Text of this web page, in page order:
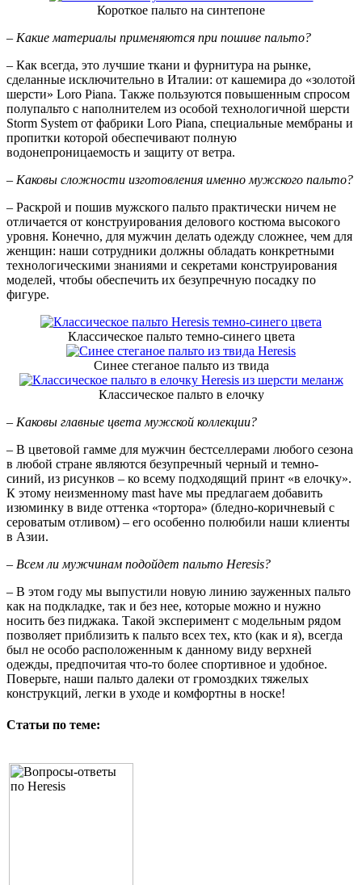
Короткое пальто на синтепоне
– Какие материалы применяются при пошиве пальто?
– Как всегда, это лучшие ткани и фурнитура на рынке,
сделанные исключительно в Италии: от кашемира до «золотой
шерсти» Loro Piana. Также пользуются повышенным спросом
полупальто с наполнителем из особой технологичной шерсти
Storm System от фабрики Loro Piana, специальные мембраны и
пропитки которой обеспечивают полную
водонепроницаемость и защиту от ветра.
– Каковы сложности изготовления именно мужского пальто?
– Раскрой и пошив мужского пальто практически ничем не
отличается от конструирования делового костюма высокого
уровня. Конечно, для мужчин делать одежду сложнее, чем для
женщин: наши сотрудники должны обладать конкретными
технологическими знаниями и секретами конструирования
моделей, чтобы обеспечить их безупречную посадку по
фигуре.
Классическое пальто темно-синего цвета
Синее стеганое пальто из твида
Классическое пальто в елочку
– Каковы главные цвета мужской коллекции?
– В цветовой гамме для мужчин бестселлерами любого сезона
в любой стране являются безупречный черный и темно-
синий, из рисунков – ко всему подходящий принт «в елочку».
К этому неизменному mast have мы предлагаем добавить
изюминку в виде оттенка «тортора» (бледно-коричневый с
сероватым отливом) – его особенно полюбили наши клиенты
в Азии.
– Всем ли мужчинам подойдет пальто Heresis?
– В этом году мы выпустили новую линию зауженных пальто
как на подкладке, так и без нее, которые можно и нужно
носить без пиджака. Такой эксперимент с модельным рядом
позволяет приблизить к пальто всех тех, кто (как и я), всегда
был не особо расположенным к данному виду верхней
одежды, предпочитая что-то более спортивное и удобное.
Поверьте, наши пальто далеки от громоздких тяжелых
конструкций, легки в уходе и комфортны в носке!
Статьи по теме: